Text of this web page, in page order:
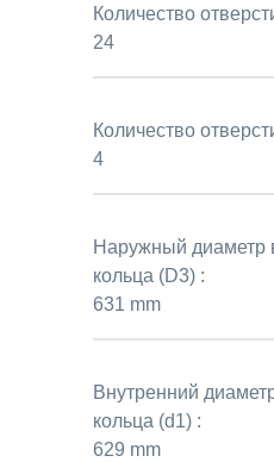
Количество
24
Количество
4
Наружный диаметр
кольца (D3) :
631 mm
Внутренний
кольца (d1) :
629 mm